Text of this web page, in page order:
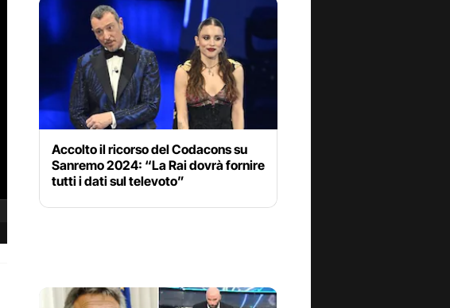
Accolto il ricorso del Codacons su
Sanremo 2024: “La Rai dovrà fornire
tutti i dati sul televoto”